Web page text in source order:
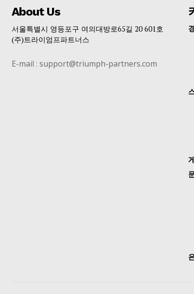
About Us
서울특별시 영등포구 여의대방로65길 20 601호
(주)트라이엄프파트너스
E-mail : support@triumph-partners.com